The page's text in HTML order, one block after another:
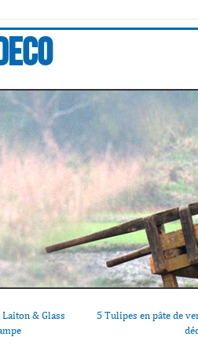
& Glass
5 Tulipes en pâte de